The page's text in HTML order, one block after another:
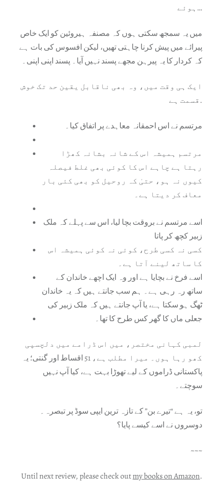
ہوئے…
میں یہ سمجھ سکتی ہوں کہ مصنفہ ہیروئین کو ایک خاص
پیرائے میں پیش کرنا چاہتی تھیں، لیکن افسوس کی بات ہے
کہ کردار کا یہ پیرہن مجھے پسند نہیں آیا۔ پسند اپنی اپنی۔
ایک ہی وقت میں، وہ بھی ناقابل یقین حد تک خوش
قسمت ہے.
مرتسم نے اس احمقانہ معاہدے پر اتفاق کیا۔
مرتسم ہمیشہ اس کے شانہ بشانہ کھڑا
رہتا ہے چاہے اس کا کوئی بھی غلط فیصلہ
کیوں نہ ہو، حتیٰ کہ روحیل کو بھی کئی بار
معاف کر دیتا ہے۔
اسے مرتسم نے بروقت بچا لیا، اس سے پہلے کہ ملک
زبیر کچھ کر پاتا
کسی نہ کسی طرح، کوئی نہ کوئی ہمیشہ اس
کا ساتھ لینے آتا ہے۔
اسے فرخ نے بچایا ہے اور وہ ایک اچھے خاندان کے
ساتھ رہ رہی ہے۔ ہم سب جانتے ہیں کہ یہ خاندان
ٹھگ ہو سکتا ہے، یا آپ جانتے ہیں کہ ملک زبیر کی
جعلی ماں کا گھر کس طرح کا تھا۔
لمبی کہانی مختصر، میں اس ڈرامے میں دلچسپی
کھو رہا ہوں۔ میرا مطلب ہے، 51 اقساط اور گنتی؛ یہ
پاکستانی ڈراموں کے لیے تھوڑا بہت ہے، کیا آپ نہیں
سوچتے۔
تو، یہ ہے “تیرے بن” کے تازہ ترین ایپی سوڈ پر تبصرہ۔
دوسروں نے اسے کیسے پایا؟
~~~
Until next review, please check outmy books on Amazon.